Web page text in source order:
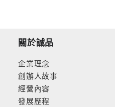
關於誠品
企業理念
創辦人故事
經營內容
發展歷程